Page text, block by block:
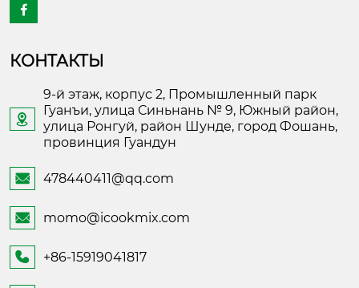

КОНТАКТЫ

9-й этаж, корпус 2, Промышленный парк
Гуанъи, улица Синьнань № 9, Южный район,
улица Ронгуй, район Шунде, город Фошань,
провинция Гуандун
 478440411@qq.com
 momo@icookmix.com
 +86-15919041817